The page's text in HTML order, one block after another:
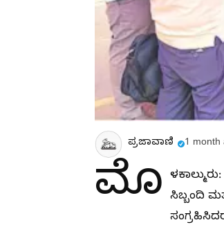
ಪ್ರಜಾವಾಣಿ 1 month
ಮೊ ಸಿಬ್ಬಂದಿ